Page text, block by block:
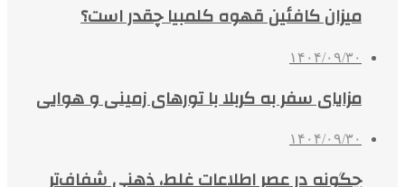
میزان کافئین قهوه کلمبیا چقدر است؟
۱۴۰۴/۰۹/۳۰
مزایای سفر به کربلا با تورهای زمینی و هوایی
۱۴۰۴/۰۹/۳۰
چگونه در عصر اطلاعات غلط، ذهنی شفاف‌تر